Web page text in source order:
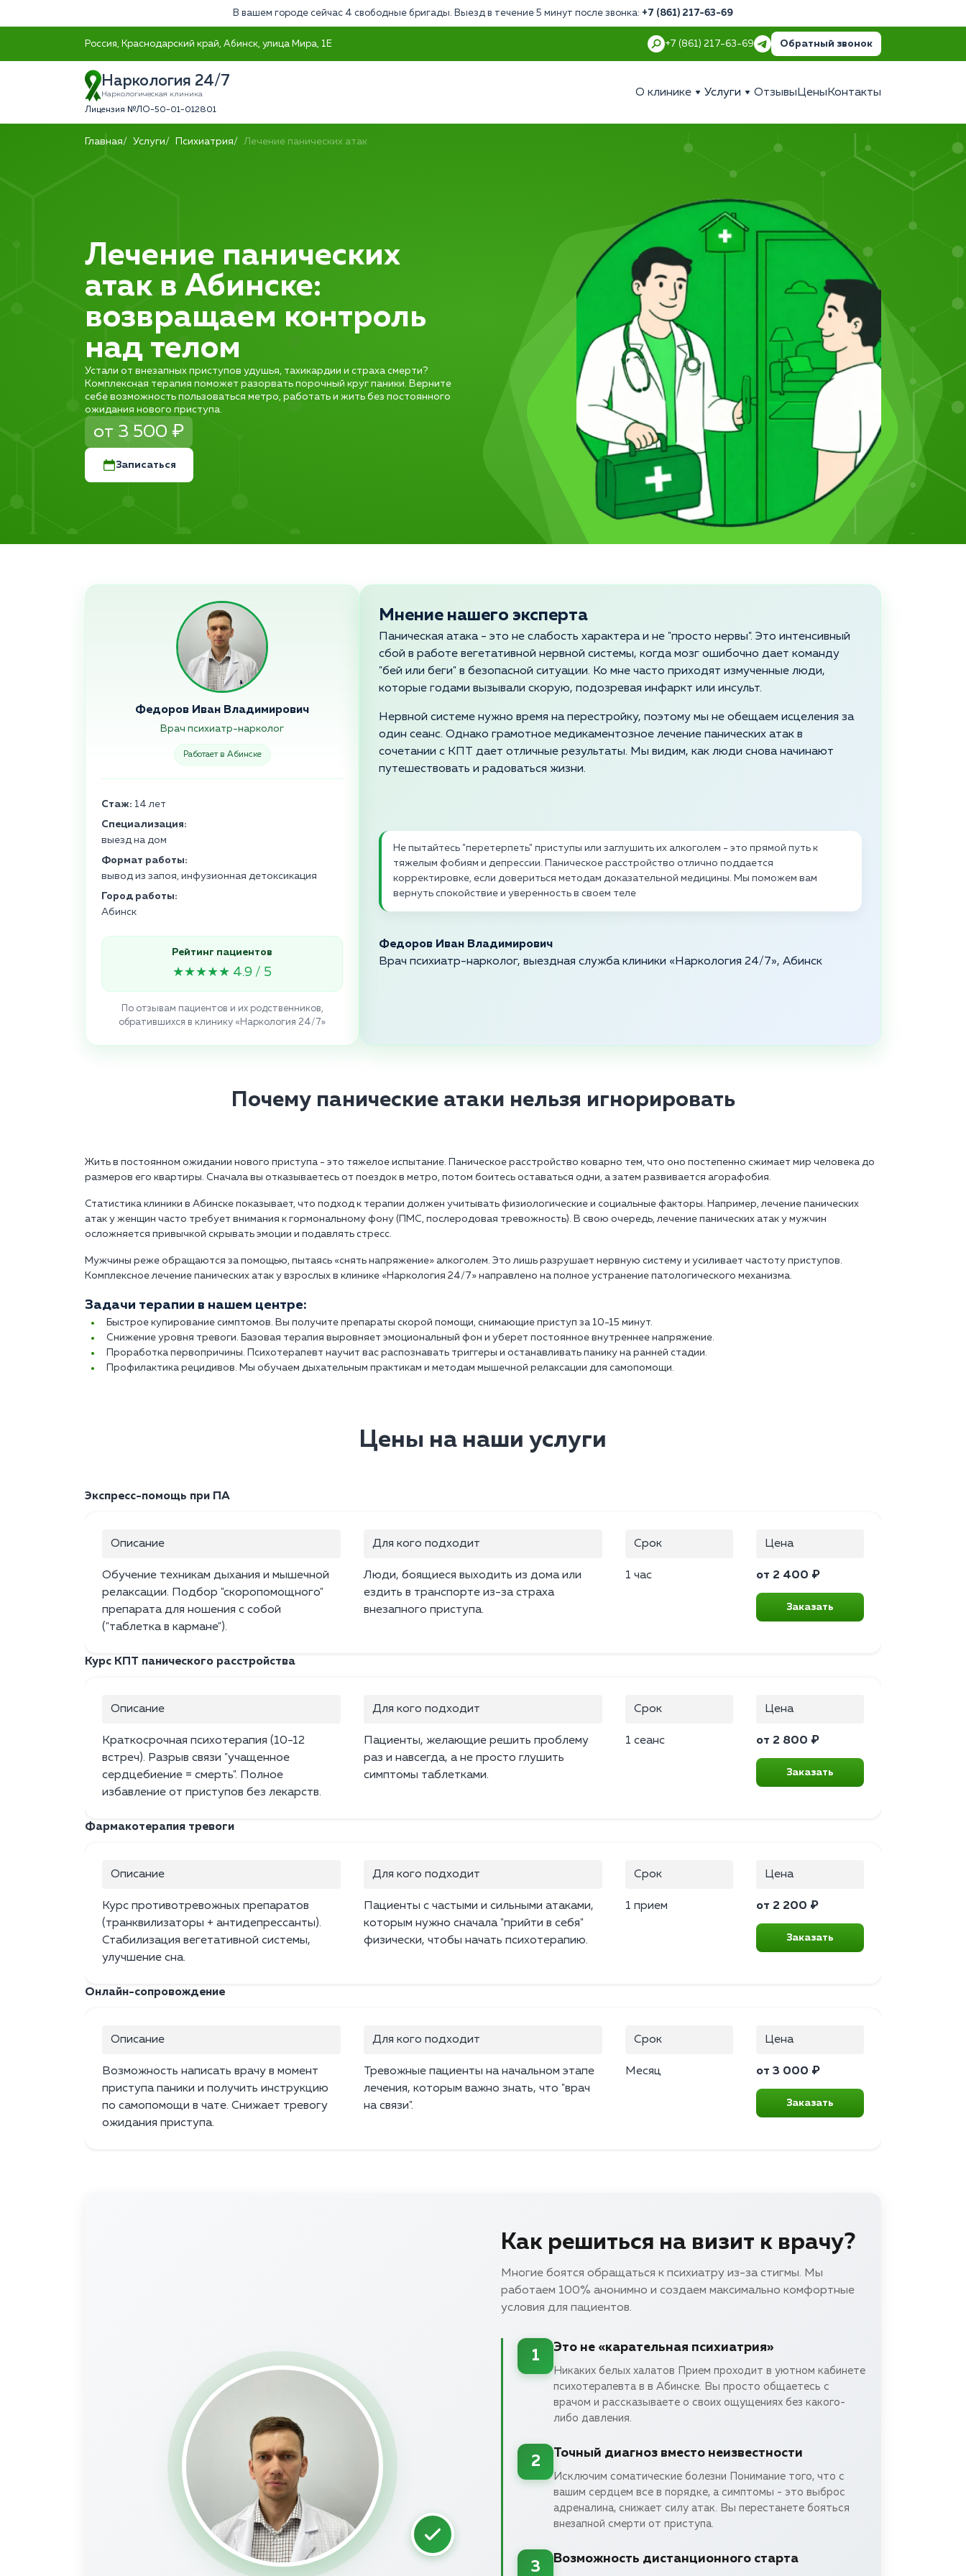
В вашем городе сейчас 4 свободные бригады. Выезд в течение 5 минут после звонка: +7 (861) 217-63-69
Россия, Краснодарский край, Абинск, улица Мира, 1Е +7 (861) 217-63-69 Обратный звонок
Наркология 24/7
Наркологическая клиника
Лицензия №ЛО-50-01-012801
О клинике Услуги Отзывы Цены Контакты
Главная Услуги Психиатрия Лечение панических атак
Лечение панических
атак в Абинске:
возвращаем контроль
над телом
Устали от внезапных приступов удушья, тахикардии и страха смерти?
Комплексная терапия поможет разорвать порочный круг паники. Верните
себе возможность пользоваться метро, работать и жить без постоянного
ожидания нового приступа.
от 3 500 ₽
Записаться
Федоров Иван Владимирович
Врач психиатр-нарколог
Работает в Абинске
Стаж: 14 лет
Специализация:
выезд на дом
Формат работы:
вывод из запоя, инфузионная детоксикация
Город работы:
Абинск
Рейтинг пациентов
★★★★★ 4.9 / 5
По отзывам пациентов и их родственников,
обратившихся в клинику «Наркология 24/7»
Мнение нашего эксперта
Паническая атака - это не слабость характера и не "просто нервы". Это интенсивный
сбой в работе вегетативной нервной системы, когда мозг ошибочно дает команду
"бей или беги" в безопасной ситуации. Ко мне часто приходят измученные люди,
которые годами вызывали скорую, подозревая инфаркт или инсульт.
Нервной системе нужно время на перестройку, поэтому мы не обещаем исцеления за
один сеанс. Однако грамотное медикаментозное лечение панических атак в
сочетании с КПТ дает отличные результаты. Мы видим, как люди снова начинают
путешествовать и радоваться жизни.
Не пытайтесь "перетерпеть" приступы или заглушить их алкоголем - это прямой путь к
тяжелым фобиям и депрессии. Паническое расстройство отлично поддается
корректировке, если довериться методам доказательной медицины. Мы поможем вам
вернуть спокойствие и уверенность в своем теле
Федоров Иван Владимирович
Врач психиатр-нарколог, выездная служба клиники «Наркология 24/7», Абинск
Почему панические атаки нельзя игнорировать
Жить в постоянном ожидании нового приступа - это тяжелое испытание. Паническое расстройство коварно тем, что оно постепенно сжимает мир человека до
размеров его квартиры. Сначала вы отказываетесь от поездок в метро, потом боитесь оставаться одни, а затем развивается агорафобия.
Статистика клиники в Абинске показывает, что подход к терапии должен учитывать физиологические и социальные факторы. Например, лечение панических
атак у женщин часто требует внимания к гормональному фону (ПМС, послеродовая тревожность). В свою очередь, лечение панических атак у мужчин
осложняется привычкой скрывать эмоции и подавлять стресс.
Мужчины реже обращаются за помощью, пытаясь «снять напряжение» алкоголем. Это лишь разрушает нервную систему и усиливает частоту приступов.
Комплексное лечение панических атак у взрослых в клинике «Наркология 24/7» направлено на полное устранение патологического механизма.
Задачи терапии в нашем центре:
Быстрое купирование симптомов. Вы получите препараты скорой помощи, снимающие приступ за 10-15 минут.
Снижение уровня тревоги. Базовая терапия выровняет эмоциональный фон и уберет постоянное внутреннее напряжение.
Проработка первопричины. Психотерапевт научит вас распознавать триггеры и останавливать панику на ранней стадии.
Профилактика рецидивов. Мы обучаем дыхательным практикам и методам мышечной релаксации для самопомощи.
Цены на наши услуги
Экспресс-помощь при ПА
Описание
Обучение техникам дыхания и мышечной
релаксации. Подбор "скоропомощного"
препарата для ношения с собой
("таблетка в кармане").
Для кого подходит
Люди, боящиеся выходить из дома или
ездить в транспорте из-за страха
внезапного приступа.
Срок
1 час
Цена
от 2 400 ₽
Заказать
Курс КПТ панического расстройства
Описание
Краткосрочная психотерапия (10-12
встреч). Разрыв связи "учащенное
сердцебиение = смерть". Полное
избавление от приступов без лекарств.
Для кого подходит
Пациенты, желающие решить проблему
раз и навсегда, а не просто глушить
симптомы таблетками.
Срок
1 сеанс
Цена
от 2 800 ₽
Заказать
Фармакотерапия тревоги
Описание
Курс противотревожных препаратов
(транквилизаторы + антидепрессанты).
Стабилизация вегетативной системы,
улучшение сна.
Для кого подходит
Пациенты с частыми и сильными атаками,
которым нужно сначала "прийти в себя"
физически, чтобы начать психотерапию.
Срок
1 прием
Цена
от 2 200 ₽
Заказать
Онлайн-сопровождение
Описание
Возможность написать врачу в момент
приступа паники и получить инструкцию
по самопомощи в чате. Снижает тревогу
ожидания приступа.
Для кого подходит
Тревожные пациенты на начальном этапе
лечения, которым важно знать, что "врач
на связи".
Срок
Месяц
Цена
от 3 000 ₽
Заказать
Как решиться на визит к врачу?
Многие боятся обращаться к психиатру из-за стигмы. Мы
работаем 100% анонимно и создаем максимально комфортные
условия для пациентов.
1
Это не «карательная психиатрия»
Никаких белых халатов Прием проходит в уютном кабинете
психотерапевта в в Абинске. Вы просто общаетесь с
врачом и рассказываете о своих ощущениях без какого-
либо давления.
2
Точный диагноз вместо неизвестности
Исключим соматические болезни Понимание того, что с
вашим сердцем все в порядке, а симптомы - это выброс
адреналина, снижает силу атак. Вы перестанете бояться
внезапной смерти от приступа.
3
Возможность дистанционного старта